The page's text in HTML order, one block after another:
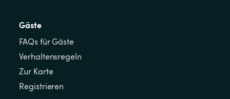
Gäste
FAQs für Gäste
Verhaltensregeln
Zur Karte
Registrieren